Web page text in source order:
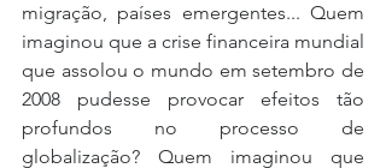
migração, países emergentes... Quem
imaginou que a crise financeira mundial
que assolou o mundo em setembro de
2008 pudesse provocar efeitos tão
profundos no processo de
globalização? Quem imaginou que